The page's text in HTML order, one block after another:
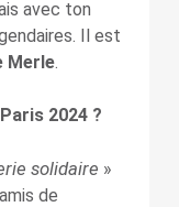
avec ton
Il est
Merle.
2024 ?
solidaire »
de